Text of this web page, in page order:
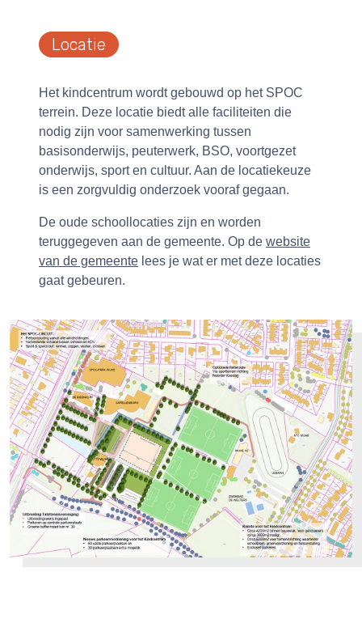
Locatie
Het kindcentrum wordt gebouwd op het SPOC
terrein. Deze locatie biedt alle faciliteiten die
nodig zijn voor samenwerking tussen
basisonderwijs, peuterwerk, BSO, voortgezet
onderwijs, sport en cultuur. Aan de locatiekeuze
is een zorgvuldig onderzoek vooraf gegaan.
De oude schoollocaties zijn en worden
teruggegeven aan de gemeente. Op de website
van de gemeente lees je wat er met deze locaties
gaat gebeuren.